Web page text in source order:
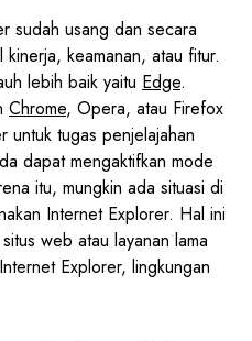
sudah usang dan secara
keamanan, atau fitur.
lebih baik yaitu Edge.
Chrome, Opera, atau Firefox
tugas penjelajahan
dapat mengaktifkan mode
itu, mungkin ada situasi di
Internet Explorer. Hal ini
web atau layanan lama
Explorer, lingkungan